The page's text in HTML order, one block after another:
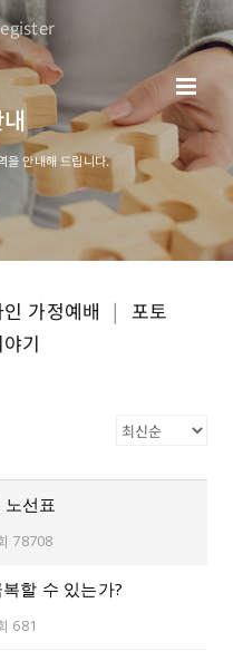
을 안내해 드립니다.
가정예배 | 포토
기
선표
78708
할 수 있는가?
681